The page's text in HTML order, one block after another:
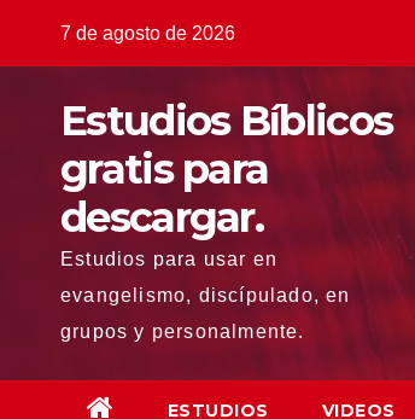
7 de agosto de 2026
Estudios Bíblicos
gratis para
descargar.
Estudios para usar en
evangelismo, discípulado, en
grupos y personalmente.
ESTUDIOS VIDEOS